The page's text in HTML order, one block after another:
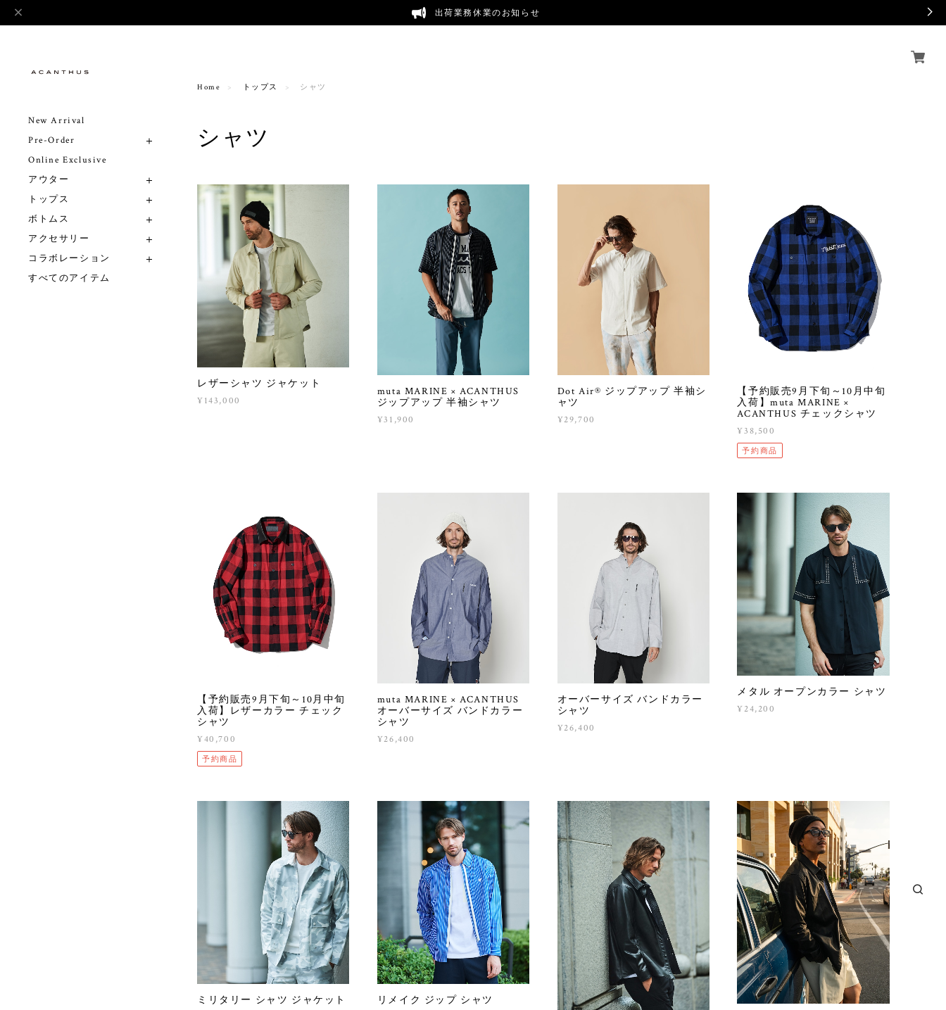
出荷業務休業のお知らせ
New Arrival
Pre-Order
Online Exclusive
アウター
トップス
ボトムス
アクセサリー
コラボレーション
すべてのアイテム
Home トップス シャツ
シャツ
レザーシャツ ジャケット
¥143,000
muta MARINE × ACANTHUS
ジップアップ 半袖シャツ
¥31,900
Dot Air® ジップアップ 半袖シ
ャツ
¥29,700
【予約販売9月下旬～10月中旬
入荷】muta MARINE ×
ACANTHUS チェックシャツ
¥38,500
予約商品
【予約販売9月下旬～10月中旬
入荷】レザーカラー チェック
シャツ
¥40,700
予約商品
muta MARINE × ACANTHUS
オーバーサイズ バンドカラー
シャツ
¥26,400
オーバーサイズ バンドカラー
シャツ
¥26,400
メタル オープンカラー シャツ
¥24,200
ミリタリー シャツ ジャケット リメイク ジップ シャツ